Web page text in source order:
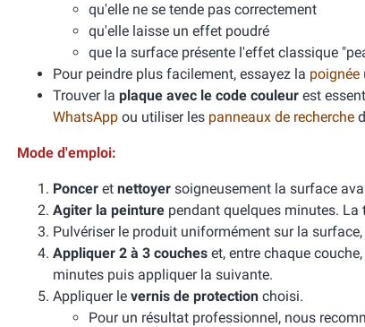
qu'elle ne se tende pas correctement
qu'elle laisse un effet poudré
que la surface présente l'effet classique
Pour peindre plus facilement, essayez la poignée
Trouver la plaque avec le code couleur est
WhatsApp ou utiliser les panneaux de recherche
Mode d'emploi:
Poncer et nettoyer soigneusement la surface
Agiter la peinture pendant quelques minutes. La
Pulvériser le produit uniformément sur la
Appliquer 2 à 3 couches et, entre chaque
minutes puis appliquer la suivante.
Appliquer le vernis de protection choisi.
Pour un résultat professionnel, nous